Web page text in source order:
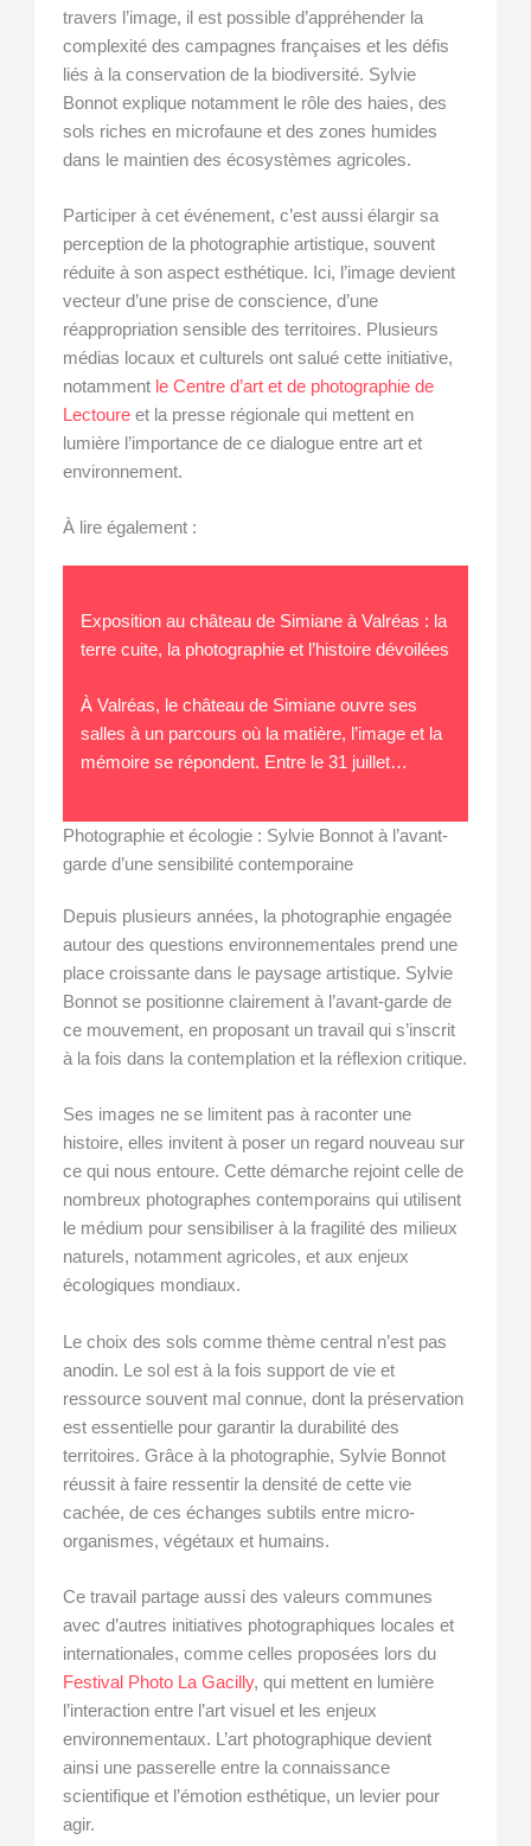
travers l’image, il est possible d’appréhender la
complexité des campagnes françaises et les défis
liés à la conservation de la biodiversité. Sylvie
Bonnot explique notamment le rôle des haies, des
sols riches en microfaune et des zones humides
dans le maintien des écosystèmes agricoles.
Participer à cet événement, c’est aussi élargir sa
perception de la photographie artistique, souvent
réduite à son aspect esthétique. Ici, l’image devient
vecteur d’une prise de conscience, d’une
réappropriation sensible des territoires. Plusieurs
médias locaux et culturels ont salué cette initiative,
notamment le Centre d’art et de photographie de
Lectoure et la presse régionale qui mettent en
lumière l’importance de ce dialogue entre art et
environnement.
À lire également :
Exposition au château de Simiane à Valréas : la
terre cuite, la photographie et l’histoire dévoilées
À Valréas, le château de Simiane ouvre ses
salles à un parcours où la matière, l’image et la
mémoire se répondent. Entre le 31 juillet…
Photographie et écologie : Sylvie Bonnot à l’avant-
garde d’une sensibilité contemporaine
Depuis plusieurs années, la photographie engagée
autour des questions environnementales prend une
place croissante dans le paysage artistique. Sylvie
Bonnot se positionne clairement à l’avant-garde de
ce mouvement, en proposant un travail qui s’inscrit
à la fois dans la contemplation et la réflexion critique.
Ses images ne se limitent pas à raconter une
histoire, elles invitent à poser un regard nouveau sur
ce qui nous entoure. Cette démarche rejoint celle de
nombreux photographes contemporains qui utilisent
le médium pour sensibiliser à la fragilité des milieux
naturels, notamment agricoles, et aux enjeux
écologiques mondiaux.
Le choix des sols comme thème central n’est pas
anodin. Le sol est à la fois support de vie et
ressource souvent mal connue, dont la préservation
est essentielle pour garantir la durabilité des
territoires. Grâce à la photographie, Sylvie Bonnot
réussit à faire ressentir la densité de cette vie
cachée, de ces échanges subtils entre micro-
organismes, végétaux et humains.
Ce travail partage aussi des valeurs communes
avec d’autres initiatives photographiques locales et
internationales, comme celles proposées lors du
Festival Photo La Gacilly, qui mettent en lumière
l’interaction entre l’art visuel et les enjeux
environnementaux. L’art photographique devient
ainsi une passerelle entre la connaissance
scientifique et l’émotion esthétique, un levier pour
agir.